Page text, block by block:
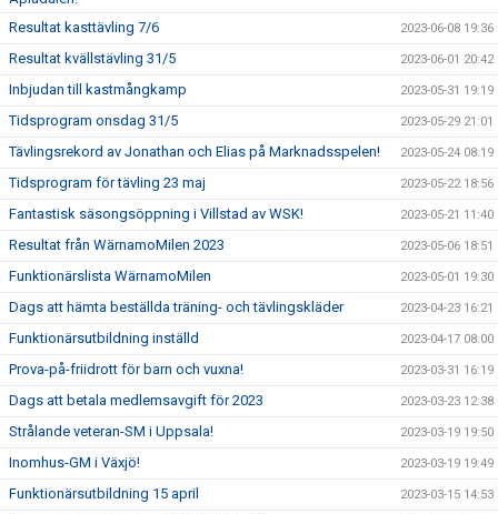
Resultat kasttävling 7/6 2023-06-08 19:36
Resultat kvällstävling 31/5 2023-06-01 20:42
Inbjudan till kastmångkamp 2023-05-31 19:19
Tidsprogram onsdag 31/5 2023-05-29 21:01
Tävlingsrekord av Jonathan och Elias på Marknadsspelen! 2023-05-24 08:19
Tidsprogram för tävling 23 maj 2023-05-22 18:56
Fantastisk säsongsöppning i Villstad av WSK! 2023-05-21 11:40
Resultat från WärnamoMilen 2023 2023-05-06 18:51
Funktionärslista WärnamoMilen 2023-05-01 19:30
Dags att hämta beställda träning- och tävlingskläder 2023-04-23 16:21
Funktionärsutbildning inställd 2023-04-17 08:00
Prova-på-friidrott för barn och vuxna! 2023-03-31 16:19
Dags att betala medlemsavgift för 2023 2023-03-23 12:38
Strålande veteran-SM i Uppsala! 2023-03-19 19:50
Inomhus-GM i Växjö! 2023-03-19 19:49
Funktionärsutbildning 15 april 2023-03-15 14:53